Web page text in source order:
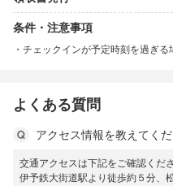
条件・注意事項
チェックインが予定時刻を過ぎる
よくある質問
アクセス情報を教えてくだ
交通アクセスは下記をご確認くださ
伊予鉄大街道駅より徒歩約５分、